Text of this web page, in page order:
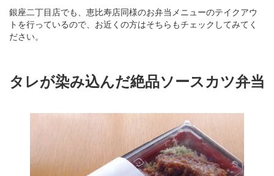
銀座二丁目店でも、恵比寿店同様のお弁当メニューのテイクアウ
トを行っているので、お近くの方はそちらもチェックしてみてく
ださい。
タレが染み込んだ絶品ソースカツ弁当